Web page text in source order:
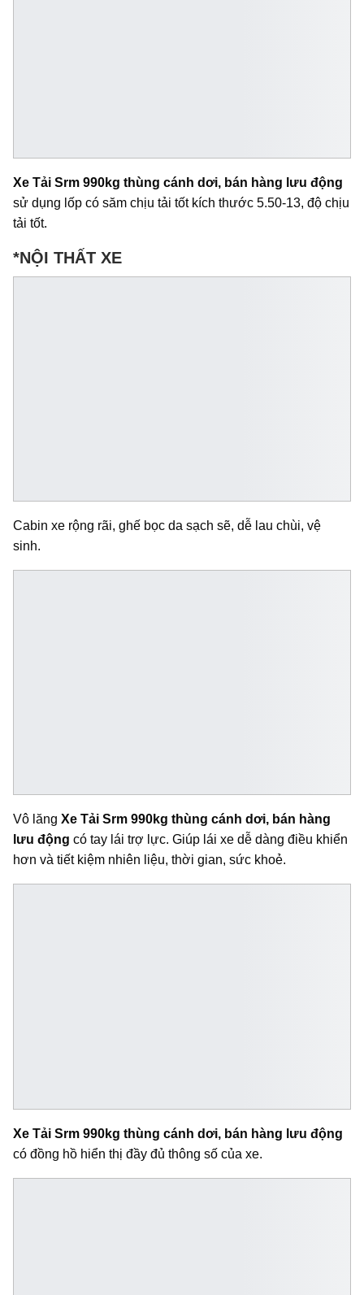
Xe Tải Srm 990kg thùng cánh dơi, bán hàng lưu động
sử dụng lốp có săm chịu tải tốt kích thước 5.50-13, độ chịu
tải tốt.
*NỘI THẤT XE
Cabin xe rộng rãi, ghế bọc da sạch sẽ, dễ lau chùi, vệ
sinh.
Vô lăng Xe Tải Srm 990kg thùng cánh dơi, bán hàng
lưu động có tay lái trợ lực. Giúp lái xe dễ dàng điều khiển
hơn và tiết kiệm nhiên liệu, thời gian, sức khoẻ.
Xe Tải Srm 990kg thùng cánh dơi, bán hàng lưu động
có đồng hồ hiển thị đầy đủ thông số của xe.